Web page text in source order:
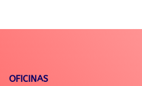
OFICINAS